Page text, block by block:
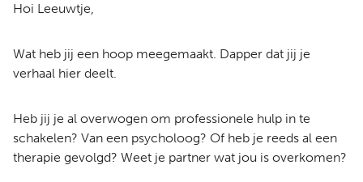
Hoi Leeuwtje,
Wat heb jij een hoop meegemaakt. Dapper dat jij je
verhaal hier deelt.
Heb jij je al overwogen om professionele hulp in te
schakelen? Van een psycholoog? Of heb je reeds al een
therapie gevolgd? Weet je partner wat jou is overkomen?